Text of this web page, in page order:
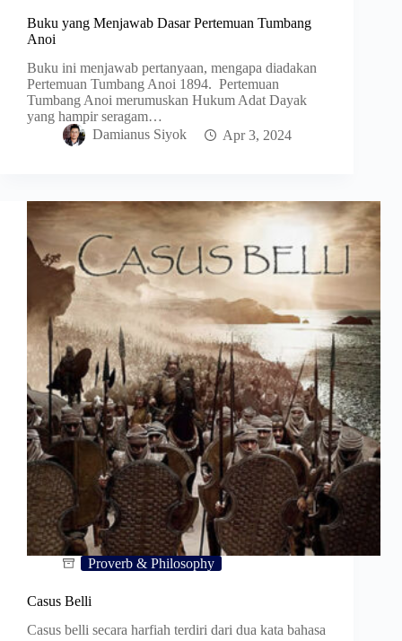
Buku yang Menjawab Dasar Pertemuan Tumbang
Anoi
Buku ini menjawab pertanyaan, mengapa diadakan
Pertemuan Tumbang Anoi 1894. Pertemuan
Tumbang Anoi merumuskan Hukum Adat Dayak
yang hampir seragam…
Damianus Siyok
Apr 3, 2024
Proverb & Philosophy
Casus Belli
Casus belli secara harfiah terdiri dari dua kata bahasa